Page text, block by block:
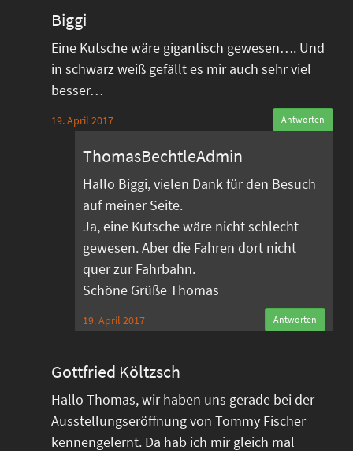
Biggi
Eine Kutsche wäre gigantisch gewesen…. Und
in schwarz weiß gefällt es mir auch sehr viel
besser…
19. April 2017 Antworten
ThomasBechtleAdmin
Hallo Biggi, vielen Dank für den Besuch
auf meiner Seite.
Ja, eine Kutsche wäre nicht schlecht
gewesen. Aber die Fahren dort nicht
quer zur Fahrbahn.
Schöne Grüße Thomas
19. April 2017 Antworten
Gottfried Költzsch
Hallo Thomas, wir haben uns gerade bei der
Ausstellungseröffnung von Tommy Fischer
kennengelernt. Da hab ich mir gleich mal